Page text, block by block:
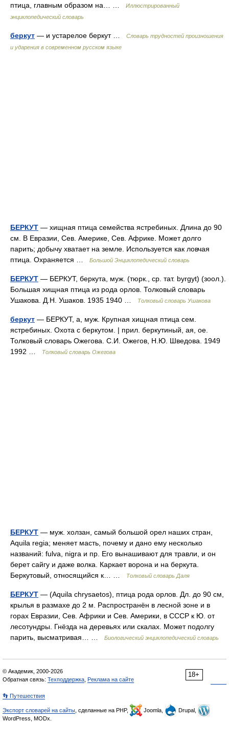
птица, главным образом на… …
Иллюстрированный
энциклопедический словарь
беркут — и устарелое беркут …
Словарь трудностей произношения
и ударения в современном русском языке
БЕРКУТ — хищная птица семейства ястребиных. Длина до 90
см. В Евразии, Сев. Америке, Сев. Африке. Может долго
парить; добычу хватает на земле. Используется как ловчая
птица. Охраняется …
Большой Энциклопедический словарь
БЕРКУТ — БЕРКУТ, беркута, муж. (тюрк., ср. тат. byrgyt) (зоол.).
Большая хищная птица из рода орлов. Толковый словарь
Ушакова. Д.Н. Ушаков. 1935 1940 …
Толковый словарь Ушакова
беркут — БЕРКУТ, а, муж. Крупная хищная птица сем.
ястребиных. Охота с беркутом. | прил. беркутиный, ая, ое.
Толковый словарь Ожегова. С.И. Ожегов, Н.Ю. Шведова. 1949
1992 …
Толковый словарь Ожегова
БЕРКУТ — муж. холзан, самый большой орел наших стран,
Aquila regia; меняет масть, почему и дано ему несколько
названий: fulva, nigra и пр. Его вынашивают для травли, и он
берет сайгу и даже волка. Каркает ворона и на беркута.
Беркутовый, относящийся к… …
Толковый словарь Даля
БЕРКУТ — (Aquila chrysaetos), птица рода орлов. Дл. до 90 см,
крылья в размахе до 2 м. Распространён в лесной зоне и в
горах Евразии, Сев. Африки и Сев. Америки, в СССР к Ю. от
лесотундры. Гнёзда на деревьях или скалах. Может подолгу
парить, высматривая… …
Биологический энциклопедический словарь
18+
© Академик, 2000-2026
Обратная связь: Техподдержка Реклама на сайте
👣 Путешествия
Экспорт словарей на сайты , сделанные на PHP, Joomla,
Drupal,
WordPress, MODx.